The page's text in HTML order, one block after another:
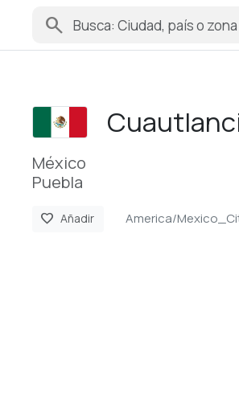
search
México
Puebla
favorite Añadir America/